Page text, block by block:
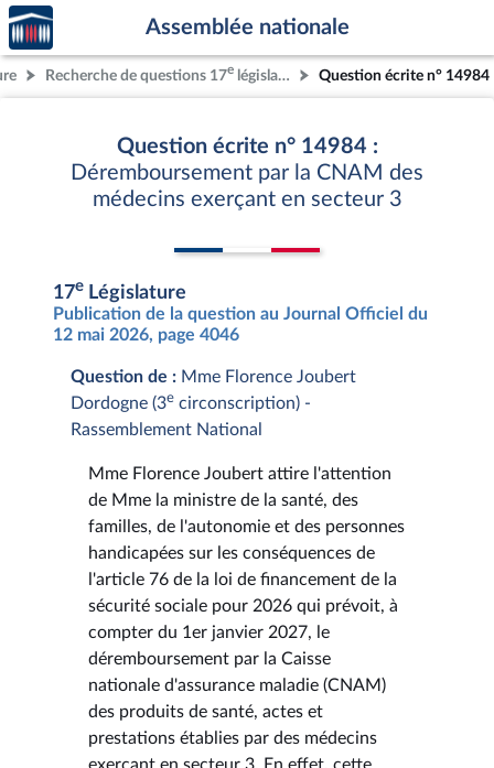
Aller au contenu
Aller en bas de la page
Accèder
à la
page
d'accueil
Assemblée nationale
Recherche de questions 17e législature Question écrite n° 14984
Question écrite n° 14984 :
Déremboursement par la CNAM des
médecins exerçant en secteur 3
17e Législature
Publication de la question au Journal Officiel du
12 mai 2026, page 4046
Question de : Mme Florence Joubert
Dordogne (3e circonscription) -
Rassemblement National
Mme Florence Joubert attire l'attention
de Mme la ministre de la santé, des
familles, de l'autonomie et des personnes
handicapées sur les conséquences de
l'article 76 de la loi de financement de la
sécurité sociale pour 2026 qui prévoit, à
compter du 1er janvier 2027, le
déremboursement par la Caisse
nationale d'assurance maladie (CNAM)
des produits de santé, actes et
prestations établies par des médecins
exerçant en secteur 3. En effet, cette